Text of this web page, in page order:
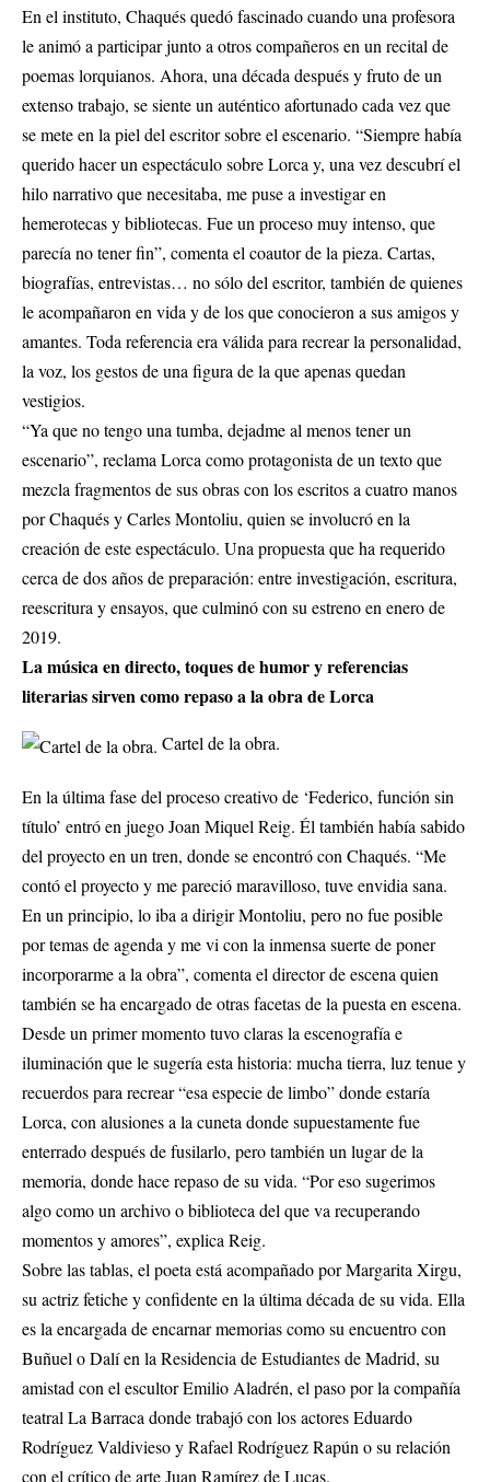
En el instituto, Chaqués quedó fascinado cuando una profesora
le animó a participar junto a otros compañeros en un recital de
poemas lorquianos. Ahora, una década después y fruto de un
extenso trabajo, se siente un auténtico afortunado cada vez que
se mete en la piel del escritor sobre el escenario. “Siempre había
querido hacer un espectáculo sobre Lorca y, una vez descubrí el
hilo narrativo que necesitaba, me puse a investigar en
hemerotecas y bibliotecas. Fue un proceso muy intenso, que
parecía no tener fin”, comenta el coautor de la pieza. Cartas,
biografías, entrevistas… no sólo del escritor, también de quienes
le acompañaron en vida y de los que conocieron a sus amigos y
amantes. Toda referencia era válida para recrear la personalidad,
la voz, los gestos de una figura de la que apenas quedan
vestigios.
“Ya que no tengo una tumba, dejadme al menos tener un
escenario”, reclama Lorca como protagonista de un texto que
mezcla fragmentos de sus obras con los escritos a cuatro manos
por Chaqués y Carles Montoliu, quien se involucró en la
creación de este espectáculo. Una propuesta que ha requerido
cerca de dos años de preparación: entre investigación, escritura,
reescritura y ensayos, que culminó con su estreno en enero de
2019.
La música en directo, toques de humor y referencias
literarias sirven como repaso a la obra de Lorca
Cartel de la obra.
En la última fase del proceso creativo de ‘Federico, función sin
título’ entró en juego Joan Miquel Reig. Él también había sabido
del proyecto en un tren, donde se encontró con Chaqués. “Me
contó el proyecto y me pareció maravilloso, tuve envidia sana.
En un principio, lo iba a dirigir Montoliu, pero no fue posible
por temas de agenda y me vi con la inmensa suerte de poner
incorporarme a la obra”, comenta el director de escena quien
también se ha encargado de otras facetas de la puesta en escena.
Desde un primer momento tuvo claras la escenografía e
iluminación que le sugería esta historia: mucha tierra, luz tenue y
recuerdos para recrear “esa especie de limbo” donde estaría
Lorca, con alusiones a la cuneta donde supuestamente fue
enterrado después de fusilarlo, pero también un lugar de la
memoria, donde hace repaso de su vida. “Por eso sugerimos
algo como un archivo o biblioteca del que va recuperando
momentos y amores”, explica Reig.
Sobre las tablas, el poeta está acompañado por Margarita Xirgu,
su actriz fetiche y confidente en la última década de su vida. Ella
es la encargada de encarnar memorias como su encuentro con
Buñuel o Dalí en la Residencia de Estudiantes de Madrid, su
amistad con el escultor Emilio Aladrén, el paso por la compañía
teatral La Barraca donde trabajó con los actores Eduardo
Rodríguez Valdivieso y Rafael Rodríguez Rapún o su relación
con el crítico de arte Juan Ramírez de Lucas.